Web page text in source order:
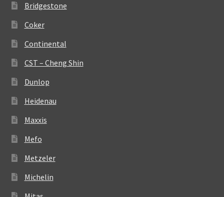
Bridgestone
Coker
Continental
CST – Cheng Shin
Dunlop
Heidenau
Maxxis
Mefo
Metzeler
Michelin